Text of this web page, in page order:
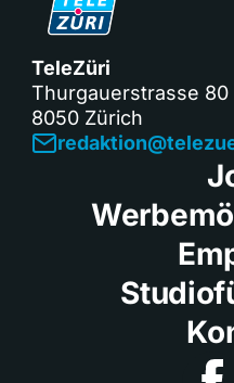
TeleZüri
Thurgauerstrasse 80
8050 Zürich